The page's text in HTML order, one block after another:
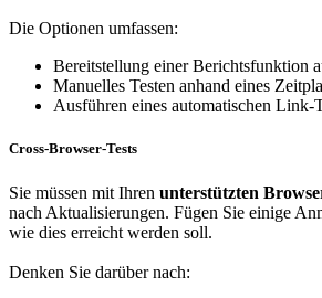
Die Optionen umfassen:
Bereitstellung einer Berichtsfunktion
Manuelles Testen anhand eines
Ausführen eines automatischen Link-
Cross-Browser-Tests
Sie müssen mit Ihren unterstützten
nach Aktualisierungen. Fügen Sie einige
wie dies erreicht werden soll.
Denken Sie darüber nach: